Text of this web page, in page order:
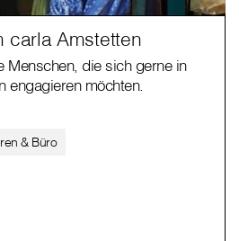
carla Amstetten
Menschen, die sich gerne in
engagieren möchten.
& Büro